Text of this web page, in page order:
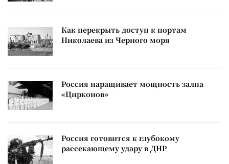
Как перекрыть доступ к портам
Николаева из Черного моря
Россия наращивает мощность залпа
«Цирконов»
Россия готовится к глубокому
рассекающему удару в ДНР